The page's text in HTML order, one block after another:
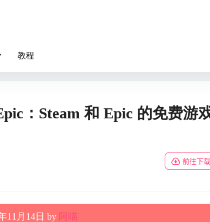
教程
：Steam 和 Epic 的免费游
前往下载
11月14日 by 阿喵